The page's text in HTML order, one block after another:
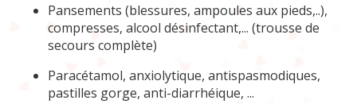
Pansements (blessures, ampoules aux pieds,..),
compresses, alcool désinfectant,... (trousse de
secours complète)
Paracétamol, anxiolytique, antispasmodiques,
pastilles gorge, anti-diarrhéique, ...